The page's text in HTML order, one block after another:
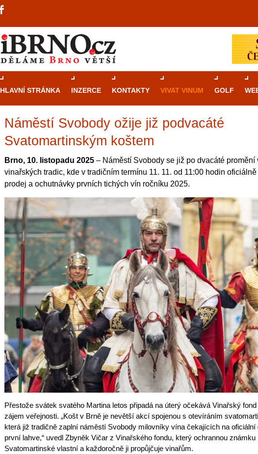
HLAVNÍ STRÁNKA INZERCE KONTAKTY VIVAT VINUM GOLF
Náměstí Svobody ožije již podvacáté
Svatomartinským koštem
Brno, 10. listopadu 2025 – Náměstí Svobody se již po dvacáté promění
vinařských tradic, kde v tradičním termínu 11. 11. od 11:00 hodin
prodej a ochutnávky prvních tichých vín ročníku 2025.
Přestože svátek svatého Martina letos připadá na úterý očekává Vinařský
zájem veřejnosti. „Košt v Brně je nevětší akcí spojenou s otevíráním
která již tradičně zaplní náměstí Svobody milovníky vína čekajících na oficiální
první lahve,“ uvedl Zbyněk Vičar z Vinařského fondu, který ochrannou známku
Svatomartinské vlastní a každoročně ji propůjčuje vinařům.
Průvodcekasinovými hrami v
rulety po video automaty
Brno je městem známým pro zajímavé
restaurace, divadla a univerzity. Mimo
místem, kde si můžete legálně a
různé kasinové hry. V neustále
metropoli naleznete širokou nabídku
rulety až po moderní automaty jak
návštěvníky, tak pro příležitostné hráče. V...